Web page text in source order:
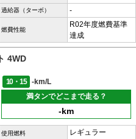
過給器（ターボ） -
燃費性能
R02年度燃費基準
達成
4WD
10・15
-km/L
満タンでどこまで走る？
-km
使用燃料
レギュラー